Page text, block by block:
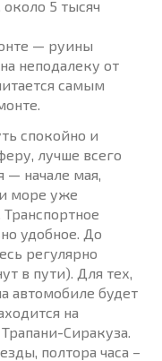
5 тысяч
— руины
неподалеку от
самым
спокойно и
лучше всего
— начале мая,
и море уже
Транспортное
удобное. До
регулярно
в пути). Для тех,
автомобиле будет
на
Трапани-Сиракуза.
полтора часа –